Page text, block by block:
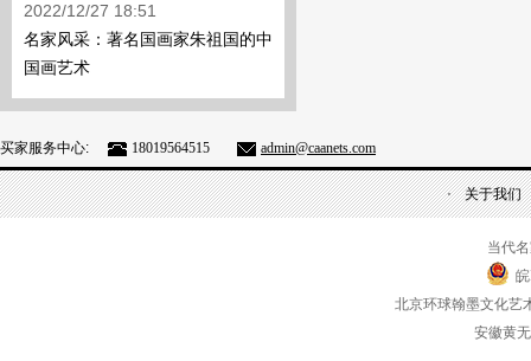
2022/12/27 18:51
名家风采：著名国画家朱祖国的中
国画艺术
买家服务中心: 18019564515 admin@caanets.com
关于我们
当代
北京环球翰墨文化艺
安徽黄